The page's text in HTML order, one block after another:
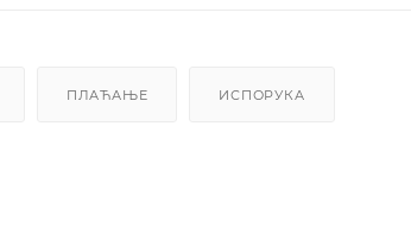
ПЛАЋАЊЕ ИСПОРУКА